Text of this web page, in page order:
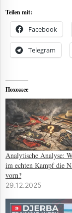
Teilen mit:
Facebook
Telegram
Похожее
Analytische Analyse:
im echten Kampf die
vorn?
29.12.2025